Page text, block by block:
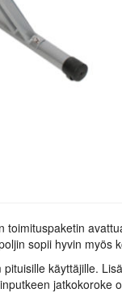
sopii hyvin myös
käyttäjille.
jatkokoroke